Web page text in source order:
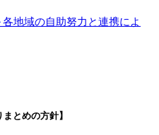
地域の自助努力と連携によ
とめの方針】